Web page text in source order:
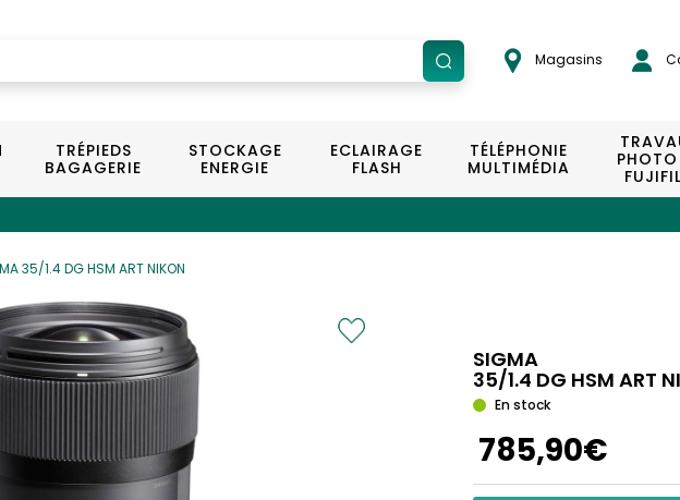
Magasins
TRÉPIEDS
BAGAGERIE
STOCKAGE
ENERGIE
ECLAIRAGE
FLASH
TÉLÉPHONIE
MULTIMÉDIA
35/1.4 DG HSM ART NIKON
SIGMA
35/1.4 DG HSM ART
En stock
785,90€